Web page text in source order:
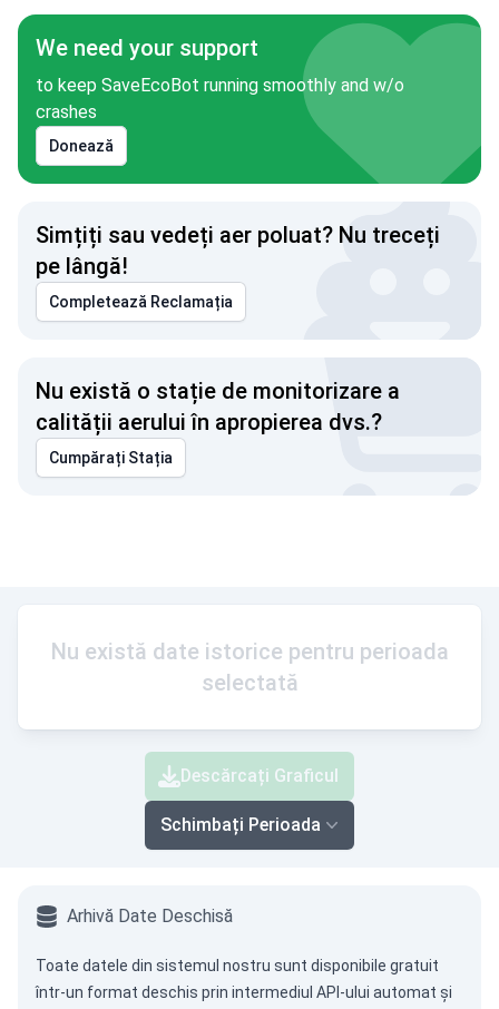
We need your support
to keep SaveEcoBot running smoothly and w/o
crashes
Donează
Simțiți sau vedeți aer poluat? Nu treceți
pe lângă!
Completează Reclamația
Nu există o stație de monitorizare a
calității aerului în apropierea dvs.?
Cumpărați Stația
Nu există date istorice pentru perioada
selectată
Descărcați Graficul
Schimbați Perioada
Arhivă Date Deschisă
Toate datele din sistemul nostru sunt disponibile gratuit
într-un format deschis prin intermediul API-ului automat și